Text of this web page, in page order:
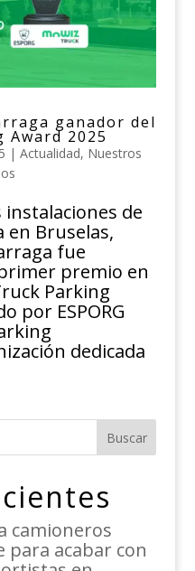
ganador del
Award 2025
| Actualidad, Nuestros
instalaciones de
en Bruselas,
fue
premio en
Parking
por ESPORG
dedicada
Buscar
camioneros
para acabar con